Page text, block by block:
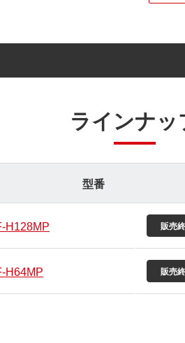
ラインナッ
型番
H128MP
H64MP